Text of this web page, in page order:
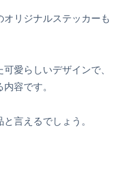
リジナルステッカーも
愛らしいデザインで、
容です。
言えるでしょう。